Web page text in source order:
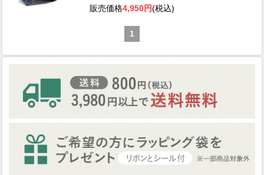
販売価格4,950円(税込)
1